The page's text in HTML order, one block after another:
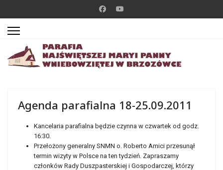
Agenda parafialna 18-25.09.2011
Kancelaria parafialna będzie czynna w czwartek od godz.
16:30.
Przełożony generalny SNMN o. Roberto Amici przesunął
termin wizyty w Polsce na ten tydzień. Zapraszamy
członków Rady Duszpasterskiej i Gospodarczej, którzy